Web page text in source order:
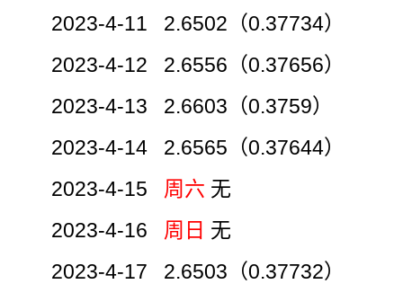
2023-4-11 2.6502（0.37734）
2023-4-12 2.6556（0.37656）
2023-4-13 2.6603（0.3759）
2023-4-14 2.6565（0.37644）
2023-4-15 周六 无
2023-4-16 周日 无
2023-4-17 2.6503（0.37732）